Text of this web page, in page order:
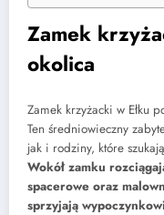
Zamek
okolica
Zamek krzyżacki w Ełku
Ten średniowieczny
jak i rodziny, które
Wokół zamku
spacerowe oraz
sprzyjają